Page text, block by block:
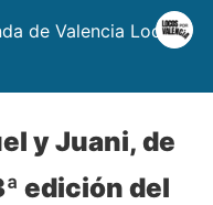
de Valencia Locos
y Juani, de
edición del